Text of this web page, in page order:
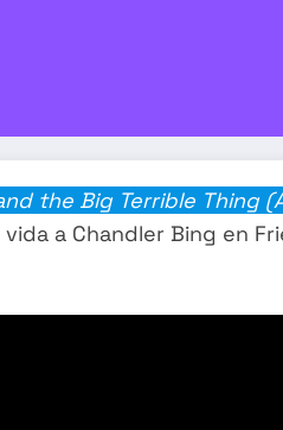
the Big Terrible Thing
a Chandler Bing en